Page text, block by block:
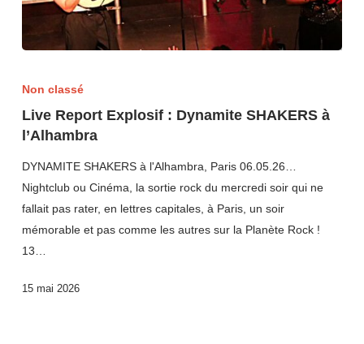
Non classé
Live Report Explosif : Dynamite SHAKERS à
l’Alhambra
DYNAMITE SHAKERS à l'Alhambra, Paris 06.05.26…
Nightclub ou Cinéma, la sortie rock du mercredi soir qui ne
fallait pas rater, en lettres capitales, à Paris, un soir
mémorable et pas comme les autres sur la Planète Rock !
13…
15 mai 2026